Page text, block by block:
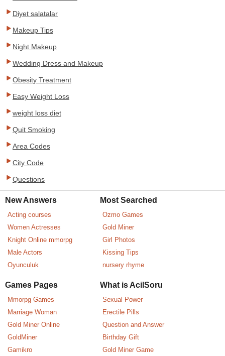
Diyet salatalar
Makeup Tips
Night Makeup
Wedding Dress and Makeup
Obesity Treatment
Easy Weight Loss
weight loss diet
Quit Smoking
Area Codes
City Code
Questions
New Answers
Acting courses
Women Actresses
Knight Online mmorpg
Male Actors
Oyunculuk
Most Searched
Ozmo Games
Gold Miner
Girl Photos
Kissing Tips
nursery rhyme
Games Pages
Mmorpg Games
Marriage Woman
Gold Miner Online
GoldMiner
Gamikro
What is AcilSoru
Sexual Power
Erectile Pills
Question and Answer
Birthday Gift
Gold Miner Game